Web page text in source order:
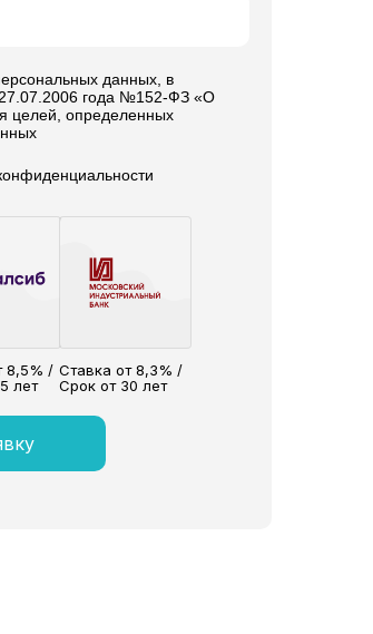
данных, в
27.07.2006 года №152-ФЗ «О
целей, определенных
8,5% /
лет
Ставка от 8,3% /
Срок от 30 лет